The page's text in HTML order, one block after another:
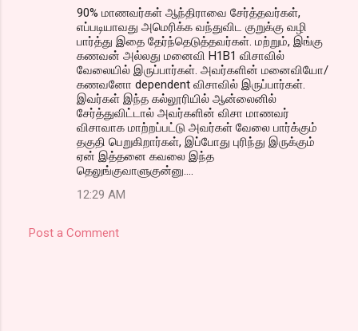
90% மாணவர்கள் ஆந்திராவை சேர்த்தவர்கள்,
எப்படியாவது அமெரிக்க வந்துவிட குறுக்கு வழி
பார்த்து இதை தேர்ந்தெடுத்தவர்கள். மற்றும், இங்கு
கணவன் அல்லது மனைவி H1B1 விசாவில்
வேலையில் இருப்பார்கள். அவர்களின் மனைவியோ/
கணவனோ dependent விசாவில் இருப்பார்கள்.
இவர்கள் இந்த கல்லூரியில் ஆன்லைனில்
சேர்த்துவிட்டால் அவர்களின் விசா மாணவர்
விசாவாக மாற்றப்பட்டு அவர்கள் வேலை பார்க்கும்
தகுதி பெறுகிறார்கள், இப்போது புரிந்து இருக்கும்
ஏன் இத்தனை கவலை இந்த
தெலுங்குவாளுகுன்னு....
12:29 AM
Post a Comment